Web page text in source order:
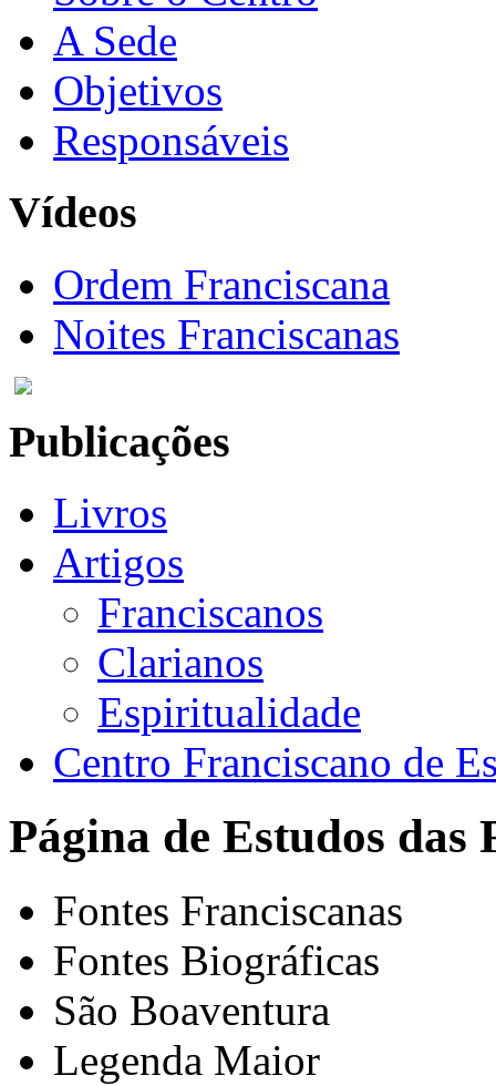
A Sede
Objetivos
Responsáveis
Vídeos
Ordem Franciscana
Noites Franciscanas
Publicações
Livros
Artigos
Franciscanos
Clarianos
Espiritualidade
Centro Franciscano de
Página de Estudos das
Fontes Franciscanas
Fontes Biográficas
São Boaventura
Legenda Maior